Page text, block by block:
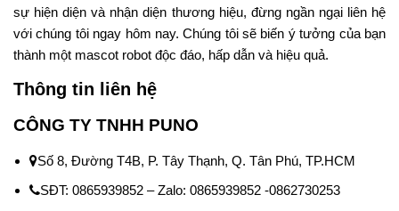
sự hiện diện và nhận diện thương hiệu, đừng ngần ngại liên hệ
với chúng tôi ngay hôm nay. Chúng tôi sẽ biến ý tưởng của bạn
thành một mascot robot độc đáo, hấp dẫn và hiệu quả.
Thông tin liên hệ
CÔNG TY TNHH PUNO
Số 8, Đường T4B, P. Tây Thạnh, Q. Tân Phú, TP.HCM
SĐT: 0865939852 – Zalo: 0865939852 -0862730253